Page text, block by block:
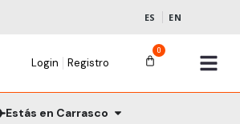
ES EN
Login Registro
0
Estás en Carrasco